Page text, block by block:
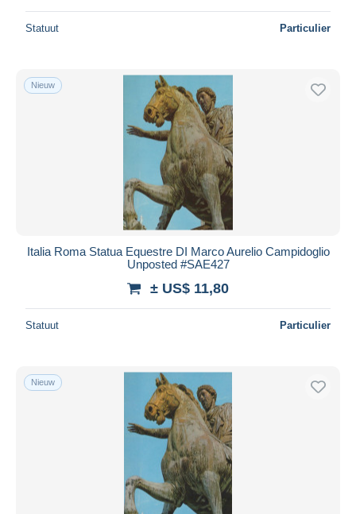
Statuut Particulier
Nieuw
Italia Roma Statua Equestre DI Marco Aurelio Campidoglio
Unposted #SAE427
± US$ 11,80
Statuut Particulier
Nieuw